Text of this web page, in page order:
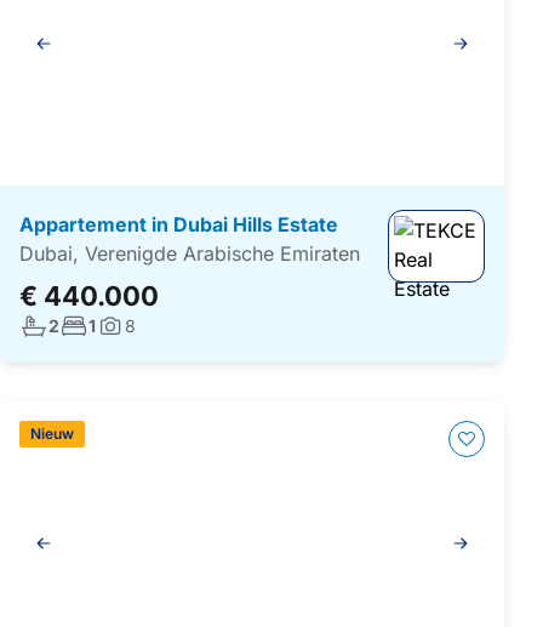
Galerij
Appartement in Dubai Hills Estate
Dubai, Verenigde Arabische Emiraten
€ 440.000
Aantal badkamers:
2Aantal slaapkamers:
1 Foto's:
8
Galerij
Nieuw